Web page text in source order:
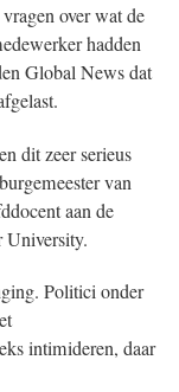
over wat de
hadden
Global News dat
dit zeer serieus
van
aan de
University.
Politici onder
intimideren, daar